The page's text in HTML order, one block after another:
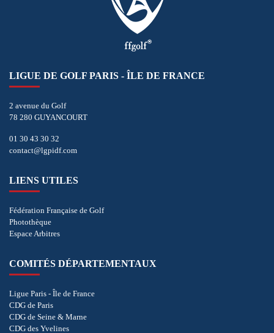
LIGUE DE GOLF PARIS - ÎLE DE FRANCE
2 avenue du Golf
78 280 GUYANCOURT
01 30 43 30 32
contact@lgpidf.com
LIENS UTILES
Fédération Française de Golf
Photothèque
Espace Arbitres
COMITÉS DÉPARTEMENTAUX
Ligue Paris - Île de France
CDG de Paris
CDG de Seine & Marne
CDG des Yvelines